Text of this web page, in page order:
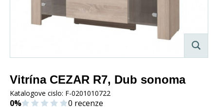
Vitrína CEZAR R7, Dub sonoma
Katalogove cislo: F-0201010722
0% 0 recenze